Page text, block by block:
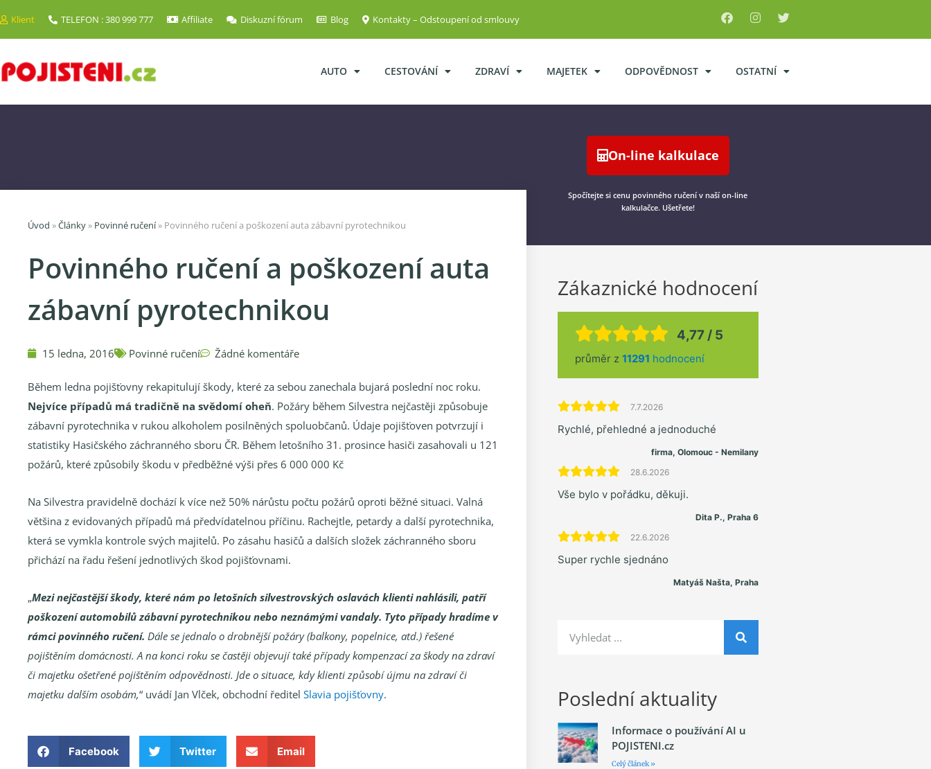
Klient TELEFON : 380 999 777 Affiliate Diskuzní fórum Blog Kontakty – Odstoupení od smlouvy
AUTO CESTOVÁNÍ ZDRAVÍ MAJETEK ODPOVĚDNOST OSTATNÍ
On-line kalkulace
Spočítejte si cenu povinného ručení v naší on-line
kalkulačce. Ušetřete!
Úvod »Články » Povinné ručení» Povinného ručení a poškození auta zábavní pyrotechnikou
Povinného ručení a poškození auta
zábavní pyrotechnikou
15 ledna, 2016 Povinné ručení Žádné komentáře
Během ledna pojišťovny rekapitulují škody, které za sebou zanechala bujará poslední noc roku.
Nejvíce případů má tradičně na svědomí oheň. Požáry během Silvestra nejčastěji způsobuje
zábavní pyrotechnika v rukou alkoholem posilněných spoluobčanů. Údaje pojišťoven potvrzují i
statistiky Hasičského záchranného sboru ČR. Během letošního 31. prosince hasiči zasahovali u 121
požárů, které způsobily škodu v předběžné výši přes 6 000 000 Kč
Na Silvestra pravidelně dochází k více než 50% nárůstu počtu požárů oproti běžné situaci. Valná
většina z evidovaných případů má předvídatelnou příčinu. Rachejtle, petardy a další pyrotechnika,
která se vymkla kontrole svých majitelů. Po zásahu hasičů a dalších složek záchranného sboru
přichází na řadu řešení jednotlivých škod pojišťovnami.
„Mezi nejčastější škody, které nám po letošních silvestrovských oslavách klienti nahlásili, patří
poškození automobilů zábavní pyrotechnikou nebo neznámými vandaly. Tyto případy hradíme v
rámci povinného ručení. Dále se jednalo o drobnější požáry (balkony, popelnice, atd.) řešené
pojištěním domácnosti. A na konci roku se častěji objevují také případy kompenzací za škody na zdraví
či majetku ošetřené pojištěním odpovědnosti. Jde o situace, kdy klienti způsobí újmu na zdraví či
majetku dalším osobám,“ uvádí Jan Vlček, obchodní ředitel Slavia pojišťovny.
Facebook Twitter Email
Zákaznické hodnocení
4,77 / 5
průměr z 11291 hodnocení
7.7.2026
Rychlé, přehledné a jednoduché
firma, Olomouc - Nemilany
28.6.2026
Vše bylo v pořádku, děkuji.
Dita P., Praha 6
22.6.2026
Super rychle sjednáno
Matyáš Našta, Praha
Poslední aktuality
Informace o používání AI u
POJISTENI.cz
Celý článek »